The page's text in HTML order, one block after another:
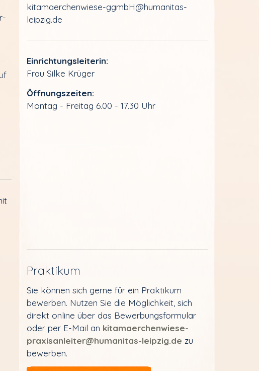
kitamaerchenwiese-ggmbH@humanitas-
leipzig.de
Einrichtungsleiterin:
Frau Silke Krüger
Öffnungszeiten:
Montag - Freitag 6.00 - 17.30 Uhr
Praktikum
Sie können sich gerne für ein Praktikum
bewerben. Nutzen Sie die Möglichkeit, sich
direkt online über das Bewerbungsformular
oder per E-Mail an kitamaerchenwiese-
praxisanleiter@humanitas-leipzig.de zu
bewerben.